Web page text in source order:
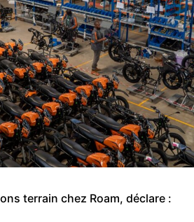
terrain chez Roam, déclare :